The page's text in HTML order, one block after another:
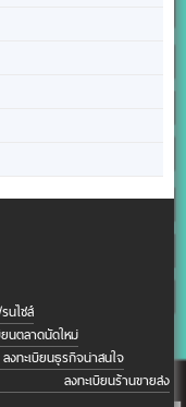
นไชส์
ยนตลาดนัดใหม่
ลงทะเบียนธุรกิจน่าสนใจ
ลงทะเบียนร้านขายส่ง